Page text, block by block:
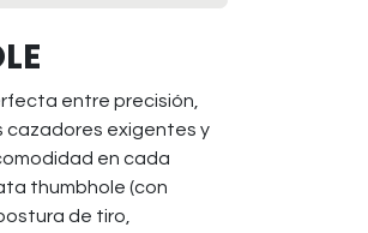
entre precisión,
cazadores exigentes y
en cada
thumbhole (con
de tiro,